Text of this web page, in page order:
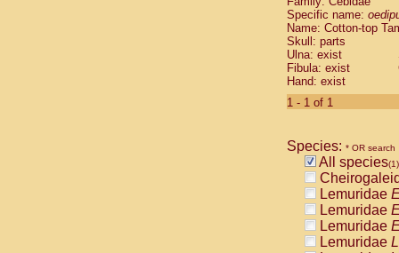
Cebidae
Cebidae
Cebidae
Cebidae
Cebidae
Cebidae
Cebidae
Cebidae
Cebidae
Cebidae
Cebidae
Cebidae
Atelidae
Atelidae
Specific name:
Name: Cotton-top
Skull: parts
Ulna: exist
Fibula: exist
Hand: exist
1 - 1 of 1
Species: * OR search
All species(1)
Lemuridae
Lemuridae
Lemuridae
Lemuridae